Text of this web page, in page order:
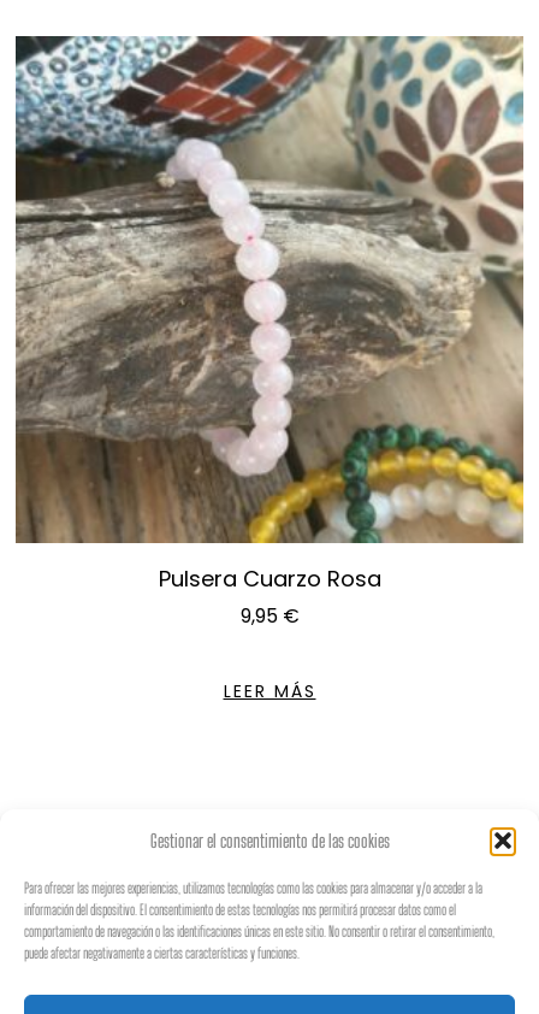
Gestionar el consentimiento de las cookies
Para ofrecer las mejores experiencias, utilizamos tecnologías como las cookies para almacenar y/o acceder a la
información del dispositivo. El consentimiento de estas tecnologías nos permitirá procesar datos como el
comportamiento de navegación o las identificaciones únicas en este sitio. No consentir o retirar el consentimiento,
puede afectar negativamente a ciertas características y funciones.
Pulsera Cuarzo Rosa
9,95 €
LEER MÁS
♡ 𝐵𝑜𝒽𝑒𝓂𝒾𝒶𝓃 𝒮𝓉𝓎𝓁𝑒 ♡